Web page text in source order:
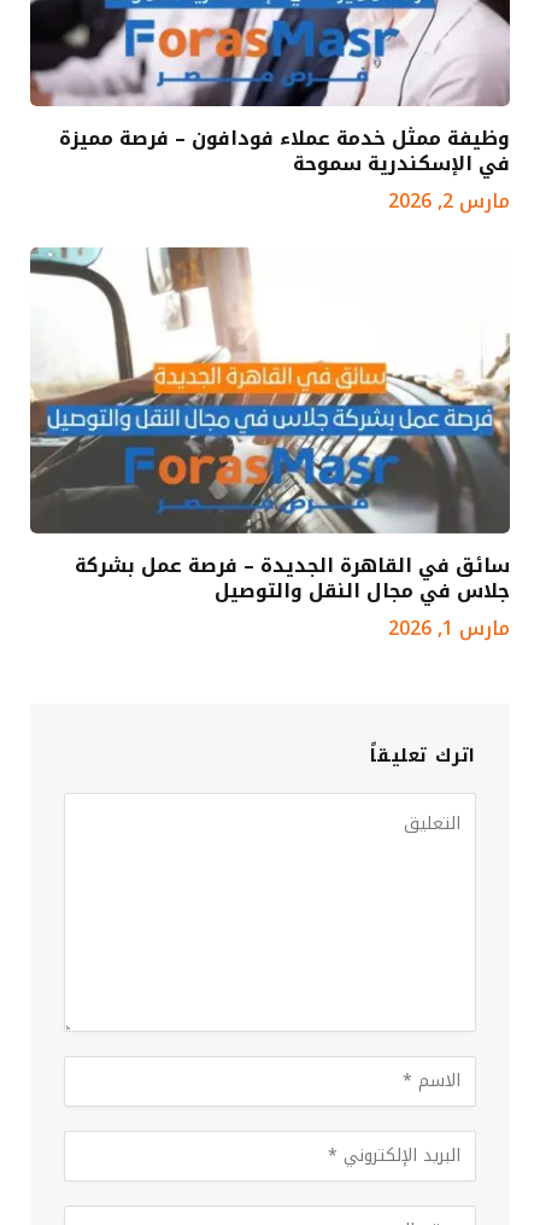
وظيفة ممثل خدمة عملاء فودافون – فرصة مميزة
في الإسكندرية سموحة
مارس 2, 2026
سائق في القاهرة الجديدة – فرصة عمل بشركة
جلاس في مجال النقل والتوصيل
مارس 1, 2026
اترك تعليقاً